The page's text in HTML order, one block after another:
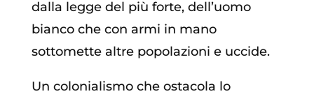
dalla legge del più forte, dell’uomo
bianco che con armi in mano
sottomette altre popolazioni e uccide.
Un colonialismo che ostacola lo